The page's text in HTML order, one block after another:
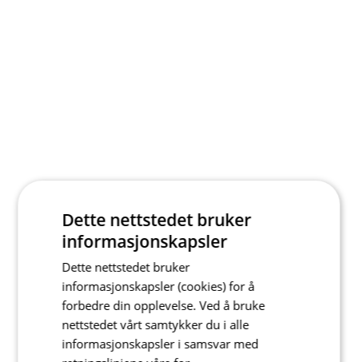
Dette nettstedet bruker
informasjonskapsler
Dette nettstedet bruker
informasjonskapsler (cookies) for å
forbedre din opplevelse. Ved å bruke
nettstedet vårt samtykker du i alle
informasjonskapsler i samsvar med